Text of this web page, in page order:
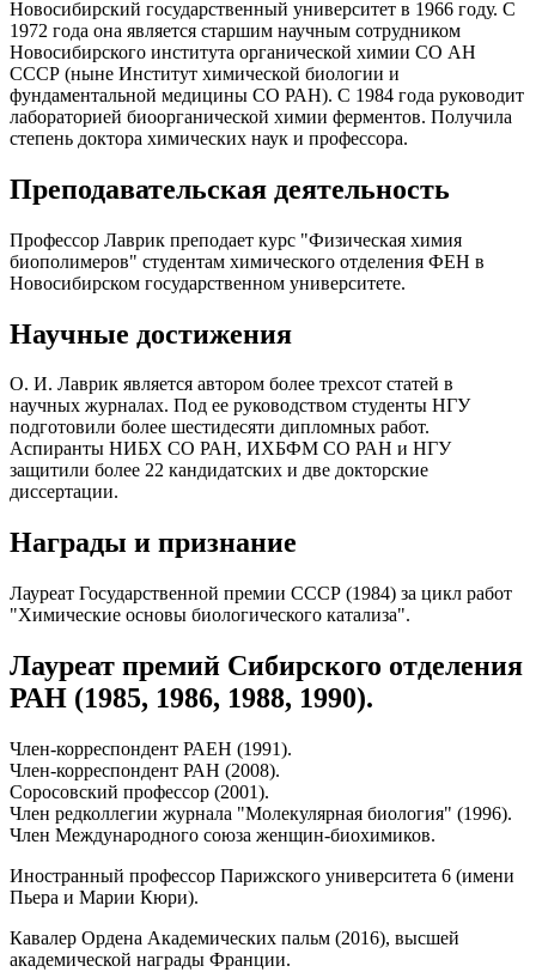
Новосибирский государственный университет в 1966 году. С
1972 года она является старшим научным сотрудником
Новосибирского института органической химии СО АН
СССР (ныне Институт химической биологии и
фундаментальной медицины СО РАН). С 1984 года руководит
лабораторией биоорганической химии ферментов. Получила
степень доктора химических наук и профессора.
Преподавательская деятельность
Профессор Лаврик преподает курс "Физическая химия
биополимеров" студентам химического отделения ФЕН в
Новосибирском государственном университете.
Научные достижения
О. И. Лаврик является автором более трехсот статей в
научных журналах. Под ее руководством студенты НГУ
подготовили более шестидесяти дипломных работ.
Аспиранты НИБХ СО РАН, ИХБФМ СО РАН и НГУ
защитили более 22 кандидатских и две докторские
диссертации.
Награды и признание
Лауреат Государственной премии СССР (1984) за цикл работ
"Химические основы биологического катализа".
Лауреат премий Сибирского отделения
РАН (1985, 1986, 1988, 1990).
Член-корреспондент РАЕН (1991).
Член-корреспондент РАН (2008).
Соросовский профессор (2001).
Член редколлегии журнала "Молекулярная биология" (1996).
Член Международного союза женщин-биохимиков.
Иностранный профессор Парижского университета 6 (имени
Пьера и Марии Кюри).
Кавалер Ордена Академических пальм (2016), высшей
академической награды Франции.